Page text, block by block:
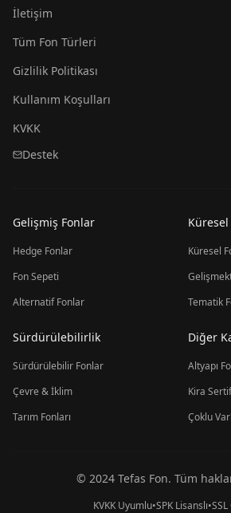
İletişim
Tüm Fon Türleri
Gizlilik Politikası
Kullanım Koşulları
KVKK
Destek
Gelişmiş Fonlar
Hedge Fonlar
Fon Sepeti
Alternatif Fonlar
Küresel
Tematik
Sürdürülebilirlik
Sürdürülebilir Fonlar
Çevre & İklim
Tarım Fonları
Diğer
Altyapı
Kira
Çoklu
© 2024 Tefas Fon. Tüm
KVKK Uyumlu•SPK Lisanslı•